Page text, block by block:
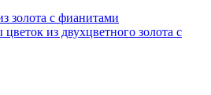
золота с фианитами